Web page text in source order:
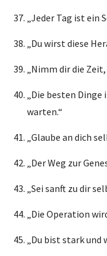
„Jeder Tag ist ein
„Du wirst diese
„Nimm dir die
„Die besten Dinge
warten.“
„Glaube an dich
„Der Weg zur
„Sei sanft zu dir
„Die Operation
„Du bist stark und